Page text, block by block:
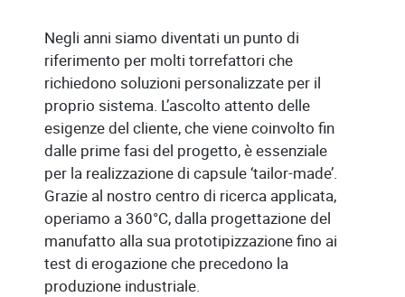
Negli anni siamo diventati un punto di
riferimento per molti torrefattori che
richiedono soluzioni personalizzate per il
proprio sistema. L’ascolto attento delle
esigenze del cliente, che viene coinvolto fin
dalle prime fasi del progetto, è essenziale
per la realizzazione di capsule ‘tailor-made’.
Grazie al nostro centro di ricerca applicata,
operiamo a 360°C, dalla progettazione del
manufatto alla sua prototipizzazione fino ai
test di erogazione che precedono la
produzione industriale.